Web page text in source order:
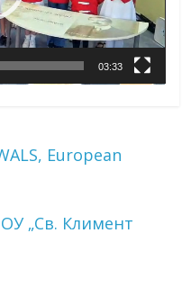
03:33
European
„Св. Климент